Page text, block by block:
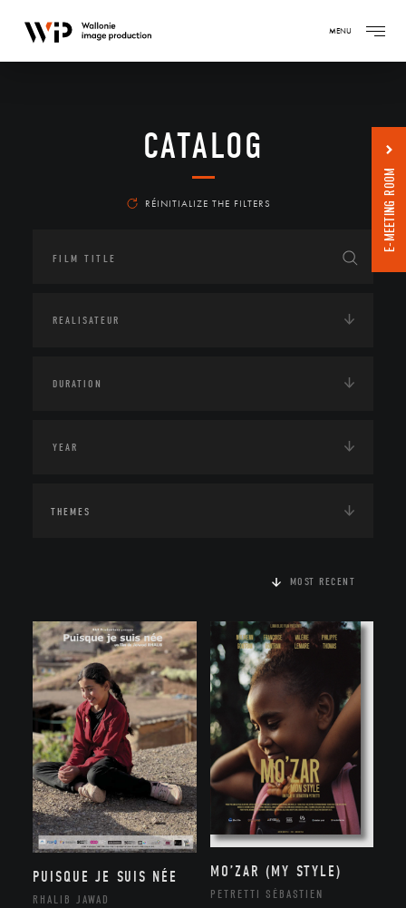
MENU
CATALOG
RÉINITIALIZE THE FILTERS
THEMES
MOST RECENT
PUISQUE JE SUIS NÉE
RHALIB JAWAD
MO’ZAR (MY STYLE)
PETRETTI SÉBASTIEN
E-MEETING ROOM